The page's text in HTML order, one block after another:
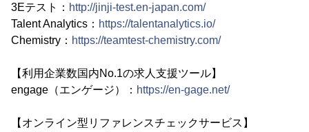
3Eテスト： http://jinji-test.en-japan.com/
Talent Analytics： https://talentanalytics.io/
Chemistry： https://teamtest-chemistry.com/
【利用企業数国内No.1の求人支援ツール】
engage（エンゲージ）： https://en-gage.net/
【オンライン型リファレンスチェックサービス】